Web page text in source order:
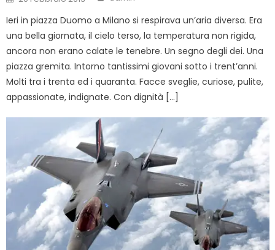
on
Ieri in piazza Duomo a Milano si respirava un’aria diversa. Era
una bella giornata, il cielo terso, la temperatura non rigida,
ancora non erano calate le tenebre. Un segno degli dei. Una
piazza gremita. Intorno tantissimi giovani sotto i trent’anni.
Molti tra i trenta ed i quaranta. Facce sveglie, curiose, pulite,
appassionate, indignate. Con dignità […]